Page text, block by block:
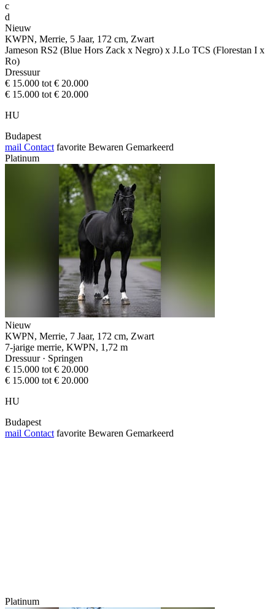
c
d
Nieuw
KWPN, Merrie, 5 Jaar, 172 cm, Zwart
Jameson RS2 (Blue Hors Zack x Negro) x J.Lo TCS (Florestan I x
Ro)
Dressuur
€ 15.000 tot € 20.000
€ 15.000 tot € 20.000
HU
Budapest
mail Contact favorite Bewaren Gemarkeerd
Platinum
Nieuw
KWPN, Merrie, 7 Jaar, 172 cm, Zwart
7-jarige merrie, KWPN, 1,72 m
Dressuur · Springen
€ 15.000 tot € 20.000
€ 15.000 tot € 20.000
HU
Budapest
mail Contact favorite Bewaren Gemarkeerd
Platinum